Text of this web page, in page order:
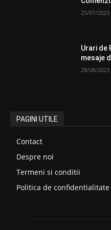
25/07/2023
Urari de
mesaje
28/08/2023
PAGINI UTILE
Contact
Despre noi
Termeni si conditii
Politica de confidentialitate